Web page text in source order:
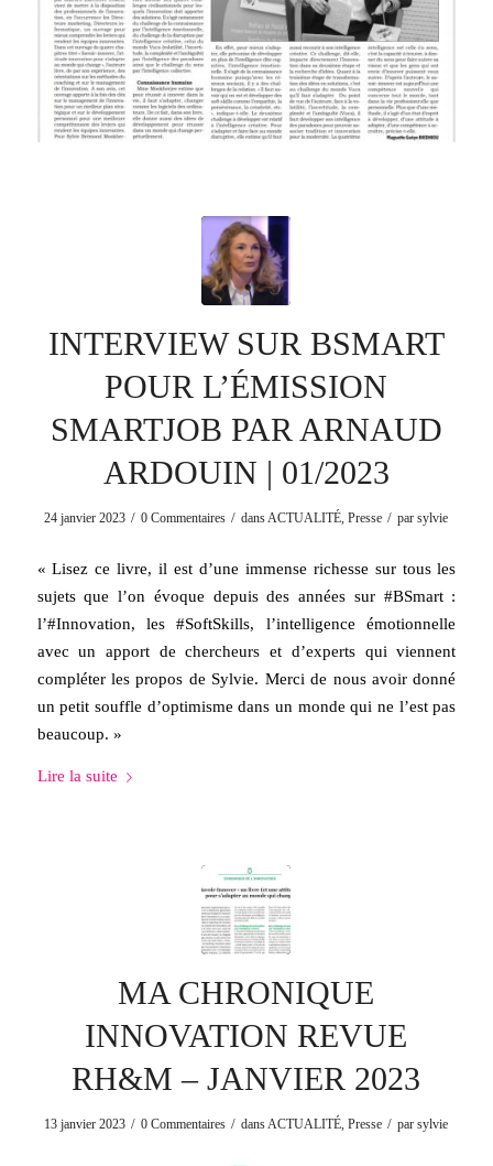
INTERVIEW SUR BSMART
POUR L’ÉMISSION
SMARTJOB PAR ARNAUD
ARDOUIN | 01/2023
24 janvier 2023 / 0 Commentaires / dansACTUALITÉ,Presse / parsylvie
« Lisez ce livre, il est d’une immense richesse sur tous les
sujets que l’on évoque depuis des années sur #BSmart :
l’#Innovation, les #SoftSkills, l’intelligence émotionnelle
avec un apport de chercheurs et d’experts qui viennent
compléter les propos de Sylvie. Merci de nous avoir donné
un petit souffle d’optimisme dans un monde qui ne l’est pas
beaucoup. »
Lire la suite
MA CHRONIQUE
INNOVATION REVUE
RH&M – JANVIER 2023
13 janvier 2023 / 0 Commentaires / dans ACTUALITÉ ,Presse / parsylvie